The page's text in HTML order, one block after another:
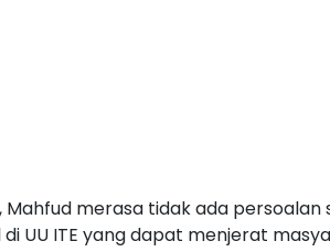
merasa tidak ada persoalan
UU ITE yang dapat menjerat